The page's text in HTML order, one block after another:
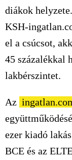
diákok
KSH-
el a csúcsot,
45 százalékkal
lakbérszintet.
Az
ezer kiadó
BCE és az